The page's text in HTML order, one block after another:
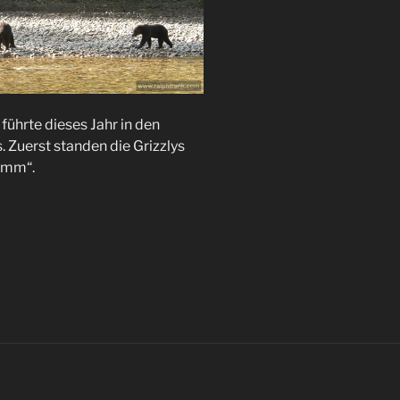
dieses Jahr in den
Zuerst standen die Grizzlys